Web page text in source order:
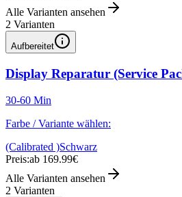
Alle Varianten ansehen
2 Varianten
Aufbereitet
Display Reparatur (Service
30-60 Min
Farbe / Variante wählen:
(Calibrated )Schwarz
Preis:ab 169.99€
Alle Varianten ansehen
2 Varianten